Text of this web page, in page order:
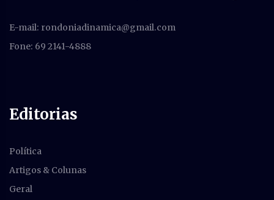
E-mail: rondoniadinamica@gmail.com
Fone: 69 2141-4888
Editorias
Política
Artigos & Colunas
Geral